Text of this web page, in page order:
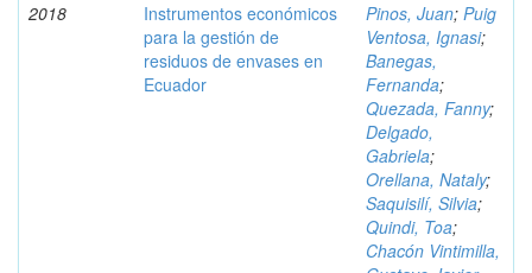
2018
Instrumentos económicos
para la gestión de
residuos de envases en
Ecuador
Pinos, Juan; Puig
Ventosa, Ignasi;
Banegas,
Fernanda;
Quezada, Fanny;
Delgado,
Gabriela;
Orellana, Nataly;
Saquisilí, Silvia;
Quindi, Toa;
Chacón Vintimilla,